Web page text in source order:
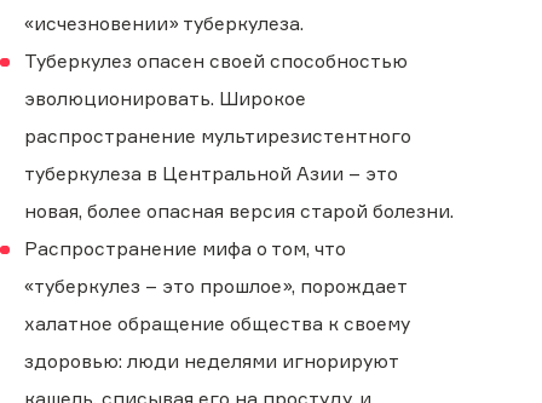
«исчезновении» туберкулеза.
Туберкулез опасен своей способностью
эволюционировать. Широкое
распространение мультирезистентного
туберкулеза в Центральной Азии – это
новая, более опасная версия старой болезни.
Распространение мифа о том, что
«туберкулез – это прошлое», порождает
халатное обращение общества к своему
здоровью: люди неделями игнорируют